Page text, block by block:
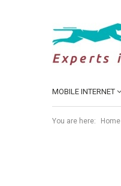
MOBILE INTERNET
You are here: Home